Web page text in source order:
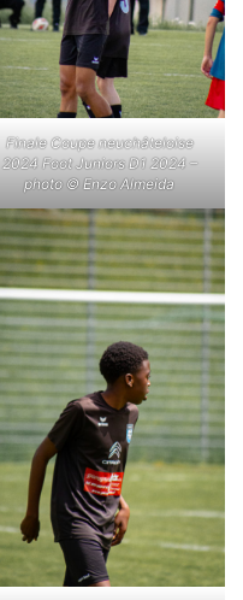
Finale Coupe neuchâteloise
2024 Foot Juniors D1 2024 –
photo © Enzo Almeida